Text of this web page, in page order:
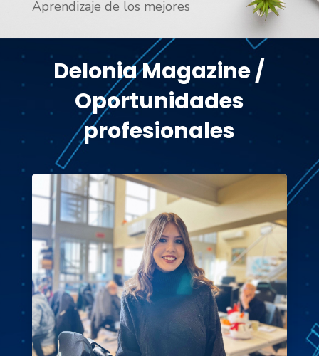
Aprendizaje de los mejores
Delonia Magazine /
Oportunidades
profesionales